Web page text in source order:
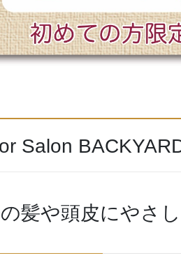
Salon
髪や頭皮にやさ